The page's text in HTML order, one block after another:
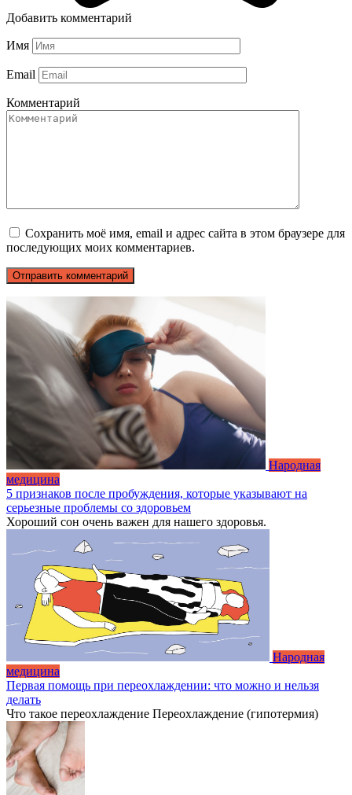
Добавить комментарий
Имя
Email
Комментарий
Сохранить моё имя, email и адрес сайта в этом браузере для
последующих моих комментариев.
Народная
медицина
5 признаков после пробуждения, которые указывают на
серьезные проблемы со здоровьем
Хороший сон очень важен для нашего здоровья.
Народная
медицина
Первая помощь при переохлаждении: что можно и нельзя
делать
Что такое переохлаждение Переохлаждение (гипотермия)